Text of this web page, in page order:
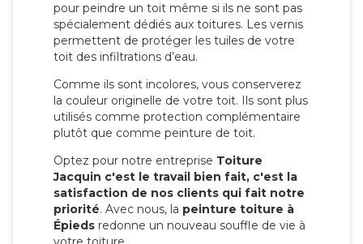
pour peindre un toit même si ils ne sont pas
spécialement dédiés aux toitures. Les vernis
permettent de protéger les tuiles de votre
toit des infiltrations d’eau.
Comme ils sont incolores, vous conserverez
la couleur originelle de votre toit. Ils sont plus
utilisés comme protection complémentaire
plutôt que comme peinture de toit.
Optez pour notre entreprise Toiture
Jacquin c'est le travail bien fait, c'est la
satisfaction de nos clients qui fait notre
priorité. Avec nous, la peinture toiture à
Épieds redonne un nouveau souffle de vie à